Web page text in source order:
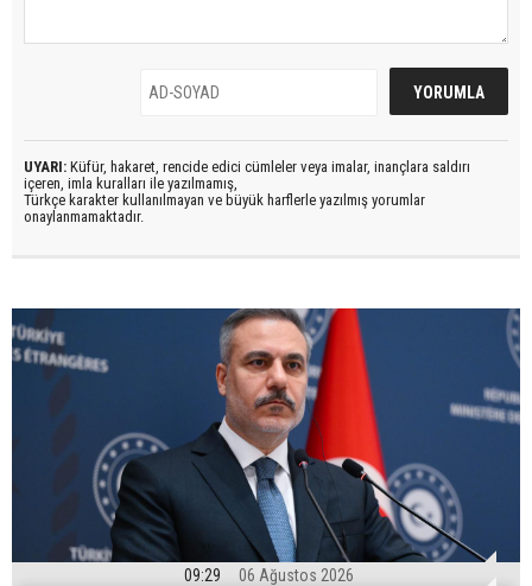
UYARI: Küfür, hakaret, rencide edici cümleler veya imalar, inançlara saldırı
içeren, imla kuralları ile yazılmamış,
Türkçe karakter kullanılmayan ve büyük harflerle yazılmış yorumlar
onaylanmamaktadır.
09:29 06 Ağustos 2026